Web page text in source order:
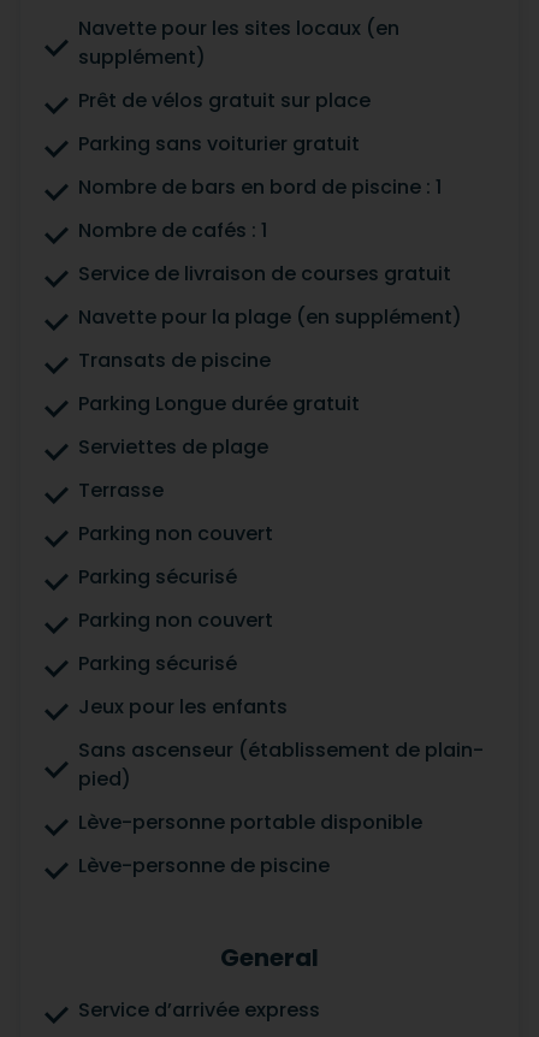
Navette pour les sites locaux (en
supplément)
Prêt de vélos gratuit sur place
Parking sans voiturier gratuit
Nombre de bars en bord de piscine : 1
Nombre de cafés : 1
Service de livraison de courses gratuit
Navette pour la plage (en supplément)
Transats de piscine
Parking Longue durée gratuit
Serviettes de plage
Terrasse
Parking non couvert
Parking sécurisé
Parking non couvert
Parking sécurisé
Jeux pour les enfants
Sans ascenseur (établissement de plain-
pied)
Lève-personne portable disponible
Lève-personne de piscine
General
Service d’arrivée express